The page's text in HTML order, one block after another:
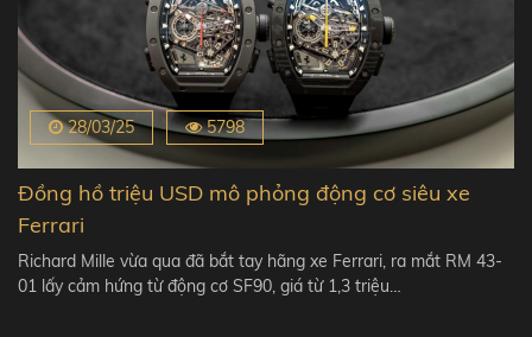
28/03/25 5798
Đồng hồ triệu USD mô phỏng động cơ siêu xe
Ferrari
Richard Mille vừa qua đã bắt tay hãng xe Ferrari, ra mắt RM 43-
01 lấy cảm hứng từ động cơ SF90, giá từ 1,3 triệu…